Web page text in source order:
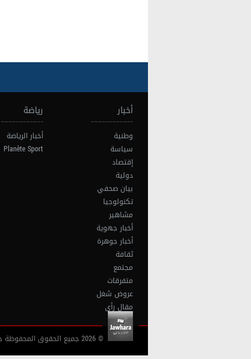
أخبار
وطنية
سياسة
إقتصاد
دولية
بيان صحفي
تكنولوجيا
مشاهير
أخبار جهوية
أخبار جوهرة
ثقافة
مجتمع
متفرقات
عروض شغل
مقال رأي
رياضة
أخبار الرياضة
Planète Sport
© 2026 جميع الحقوق المحفوظة جوهرة أف آم تونس |